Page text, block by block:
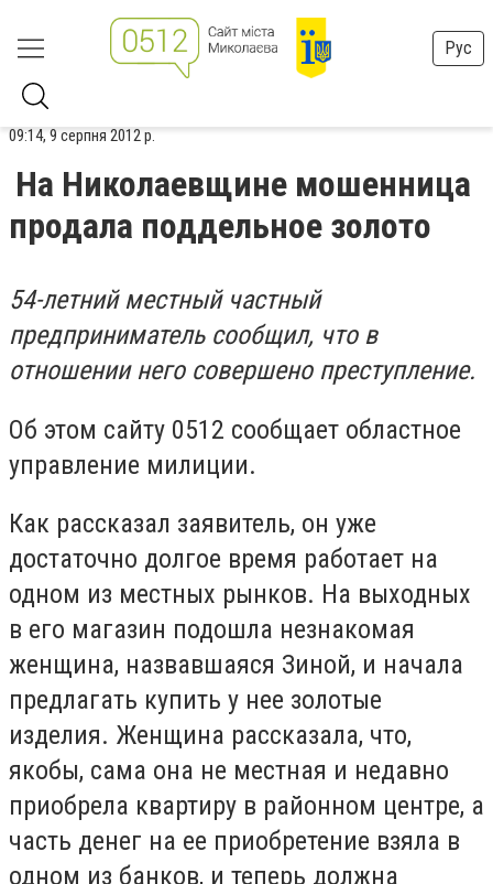
Рус
09:14, 9 серпня 2012 р.
На Николаевщине мошенница
продала поддельное золото
54-летний местный частный
предприниматель сообщил, что в
отношении него совершено преступление.
Об этом сайту 0512 сообщает областное
управление милиции.
Как рассказал заявитель, он уже
достаточно долгое время работает на
одном из местных рынков. На выходных
в его магазин подошла незнакомая
женщина, назвавшаяся Зиной, и начала
предлагать купить у нее золотые
изделия. Женщина рассказала, что,
якобы, сама она не местная и недавно
приобрела квартиру в районном центре, а
часть денег на ее приобретение взяла в
одном из банков, и теперь должна